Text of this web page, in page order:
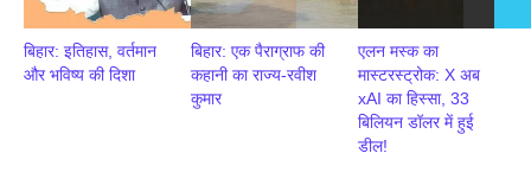
बिहार: इतिहास, वर्तमान
और भविष्य की दिशा
बिहार: एक पैराग्राफ की
कहानी का राज्य-रवीश
कुमार
एलन मस्क का
मास्टरस्ट्रोक: X अब
xAI का हिस्सा, 33
बिलियन डॉलर में हुई
डील!